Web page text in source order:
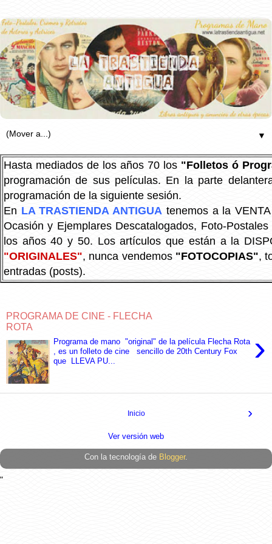
▼
Hasta mediados de los años 70 los "Folletos ó
programación de sus películas. En la parte
programación de la siguiente sesión.
En LA TRASTIENDA ANTIGUA tenemos a la
Ocasión y Ejemplares Descatalogados, Foto-
los años 40 y 50. Los artículos que están a la
"ORIGINALES", nunca vendemos "FOTOCOPIAS",
entradas (posts).
PROGRAMA DE CINE - FLECHA
ROTA
›
Programa de mano "original" de la película Flecha Rota
, es un folleto de cine sencillo de 20th Century Fox
que LLEVA PU...
›
Inicio
Ver versión web
Con la tecnología de Blogger.
"